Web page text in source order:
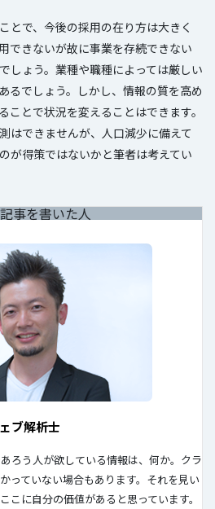
とで、今後の採用の在り方は大きく
できないが故に事業を存続できない
しょう。業種や職種によっては厳しい
るでしょう。しかし、情報の質を高め
ことで状況を変えることはできます。
はできませんが、人口減少に備えて
が得策ではないかと筆者は考えてい
事を書いた人
ブ解析士
ろう人が欲している情報は、何か。クラ
っていない場合もあります。それを見い
こに自分の価値があると思っています。